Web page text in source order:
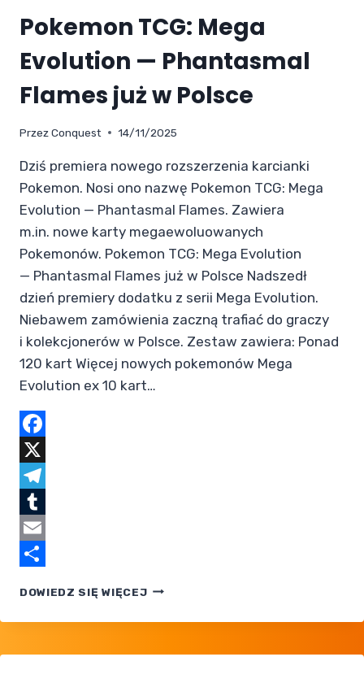
Pokemon TCG: Mega
Evolution — Phantasmal
Flames już w Polsce
Przez Conquest 14/11/2025
Dziś premiera nowego rozszerzenia karcianki
Pokemon. Nosi ono nazwę Pokemon TCG: Mega
Evolution — Phantasmal Flames. Zawiera
m.in. nowe karty megaewoluowanych
Pokemonów. Pokemon TCG: Mega Evolution
— Phantasmal Flames już w Polsce Nadszedł
dzień premiery dodatku z serii Mega Evolution.
Niebawem zamówienia zaczną trafiać do graczy
i kolekcjonerów w Polsce. Zestaw zawiera: Ponad
120 kart Więcej nowych pokemonów Mega
Evolution ex 10 kart…
Facebook
X
Telegram
Tumblr
Email
DOWIEDZ SIĘ WIĘCEJPOKEMON
MEGA
— PHANTASMAL